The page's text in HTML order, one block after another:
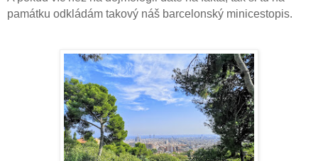
památku odkládám takový náš barcelonský minicestopis.